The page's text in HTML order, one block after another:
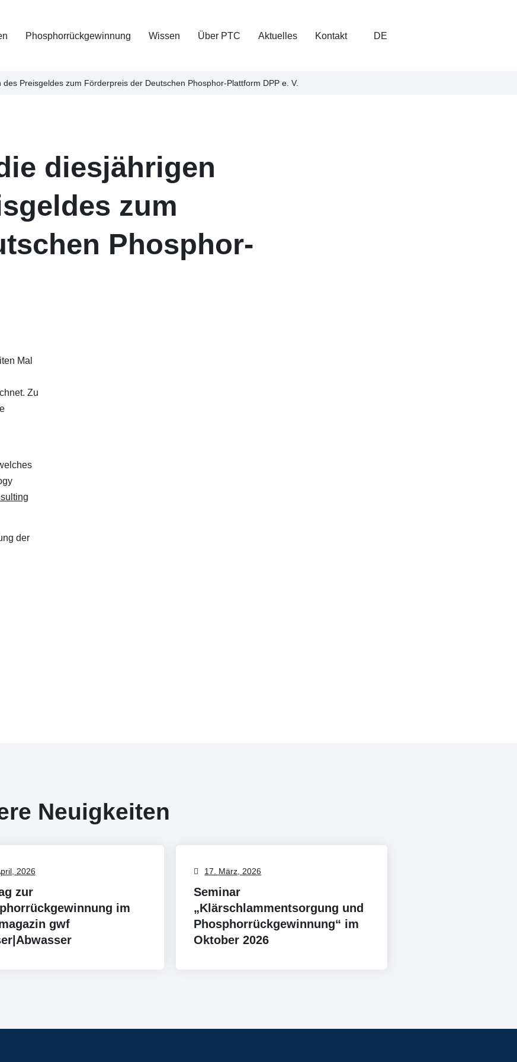
Phosphorrückgewinnung Wissen Über PTC Aktuelles Kontakt DE
Preisgeldes zum Förderpreis der Deutschen Phosphor-Plattform DPP e. V.
diesjährigen
zum
Phosphor-
Mal
Zu
der
Neuigkeiten
2026
zur
im
gwf
17. März, 2026
Seminar
„Klärschlammentsorgung und
Phosphorrückgewinnung“ im
Oktober 2026